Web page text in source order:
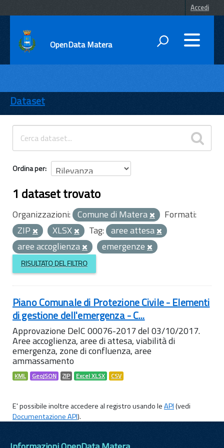
Accedi
OpenData Matera
ENTI
TEMI
INFORMAZIONI
Dataset
Ordina per
1 dataset trovato
Organizzazioni: Comune di Matera
Formati:
ZIP
XLSX Tag: aree attesa
aree accoglienza
emergenze
RISULTATO DEL FILTRO
Piano Comunale di Protezione Civile - Elementi
di gestione dell'emergenza - C...
Approvazione DelC 00076-2017 del 03/10/2017.
Aree accoglienza, aree di attesa, viabilità di
emergenza, zone di confluenza, aree
ammassamento
KML GeoJSON ZIP Excel XLSX CSV
E' possibile inoltre accedere al registro usando leAPI(vedi
Documentazione API).